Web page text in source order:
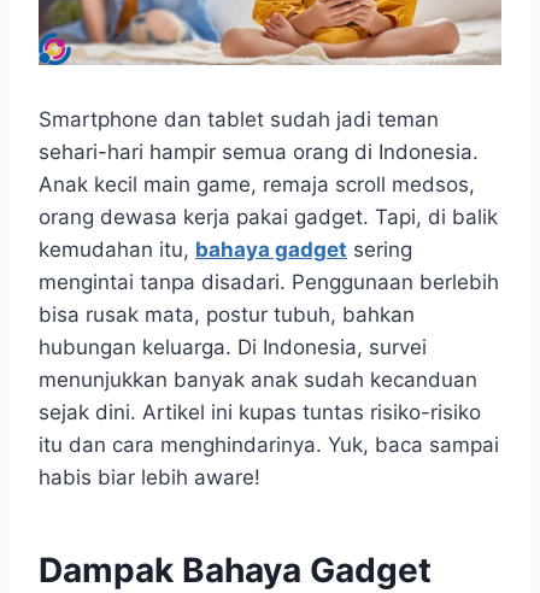
Smartphone dan tablet sudah jadi teman
sehari-hari hampir semua orang di Indonesia.
Anak kecil main game, remaja scroll medsos,
orang dewasa kerja pakai gadget. Tapi, di balik
kemudahan itu, bahaya gadget sering
mengintai tanpa disadari. Penggunaan berlebih
bisa rusak mata, postur tubuh, bahkan
hubungan keluarga. Di Indonesia, survei
menunjukkan banyak anak sudah kecanduan
sejak dini. Artikel ini kupas tuntas risiko-risiko
itu dan cara menghindarinya. Yuk, baca sampai
habis biar lebih aware!
Dampak Bahaya Gadget